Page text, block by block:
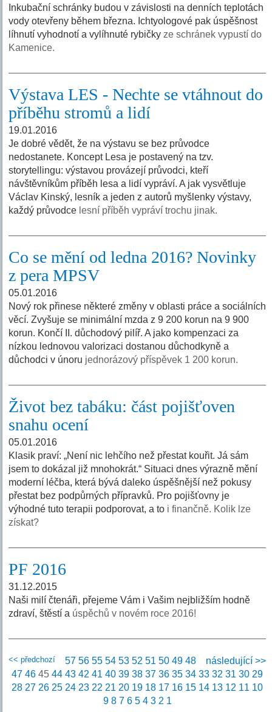
Inkubační schránky budou v závislosti na denních teplotách
vody otevřeny během března. Ichtyologové pak úspěšnost
líhnutí vyhodnotí a vylíhnuté rybičky ze schránek vypustí do
Kamenice.
Výstava LES - Nechte se vtáhnout do
příběhu stromů a lidí
19.01.2016
Je dobré vědět, že na výstavu se bez průvodce
nedostanete. Koncept Lesa je postavený na tzv.
storytellingu: výstavou provázejí průvodci, kteří
návštěvníkům příběh lesa a lidí vypráví. A jak vysvětluje
Václav Kinský, lesník a jeden z autorů myšlenky výstavy,
každý průvodce lesní příběh vypráví trochu jinak.
Co se mění od ledna 2016? Novinky
z pera MPSV
05.01.2016
Nový rok přinese některé změny v oblasti práce a sociálních
věcí. Zvyšuje se minimální mzda z 9 200 korun na 9 900
korun. Končí II. důchodový pilíř. A jako kompenzaci za
nízkou lednovou valorizaci dostanou důchodkyně a
důchodci v únoru jednorázový příspěvek 1 200 korun.
Život bez tabáku: část pojišťoven
snahu ocení
05.01.2016
Klasik praví: „Není nic lehčího než přestat kouřit. Já sám
jsem to dokázal již mnohokrát.“ Situaci dnes výrazně mění
moderní léčba, která bývá daleko úspěšnější než pokusy
přestat bez podpůrných přípravků. Pro pojišťovny je
výhodné tuto terapii podporovat, a to i finančně. Kolik lze
získat?
PF 2016
31.12.2015
Naši milí čtenáři, přejeme Vám i Vašim nejbližším hodně
zdraví, štěstí a úspěchů v novém roce 2016!
<< předchozí následující >>
57 56 55 54 53 52 51 50 49 48
47 46 4544 43 42 41 40 39 38 37 36 35 34 33 32 31 30 29
28 27 26 25 24 23 22 21 20 19 18 17 16 15 14 13 12 11 10
9 8 7 6 5 4 3 2 1